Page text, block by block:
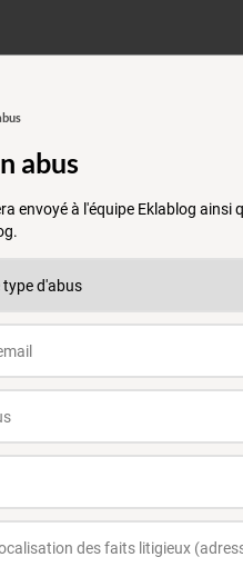
abus
envoyé à l'équipe Eklablog